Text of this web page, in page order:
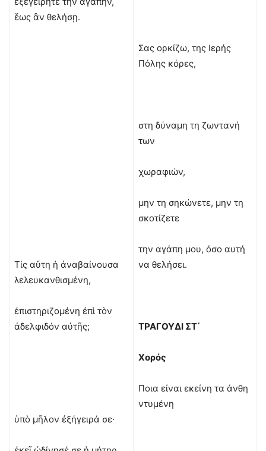
ἕως ἂν θελήσῃ.
Τίς αὕτη ἡ ἀναβαίνουσα
λελευκανθισμένη,
ἐπιστηριζομένη ἐπὶ τὸν
ἀδελφιδόν αὐτῆς;
ὑπὸ μῆλον ἐξήγειρά σε·
Σας ορκίζω, της Ιερής
Πόλης κόρες,
στη δύναμη τη ζωντανή
των
χωραφιών,
μην τη σηκώνετε, μην τη
σκοτίζετε
την αγάπη μου, όσο αυτή
να θελήσει.
ΤΡΑΓΟΥΔΙ ΣΤ΄
Χορός
Ποια είναι εκείνη τα άνθη
ντυμένη